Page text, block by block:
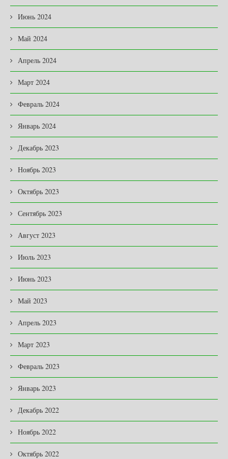
Июнь 2024
Май 2024
Апрель 2024
Март 2024
Февраль 2024
Январь 2024
Декабрь 2023
Ноябрь 2023
Октябрь 2023
Сентябрь 2023
Август 2023
Июль 2023
Июнь 2023
Май 2023
Апрель 2023
Март 2023
Февраль 2023
Январь 2023
Декабрь 2022
Ноябрь 2022
Октябрь 2022